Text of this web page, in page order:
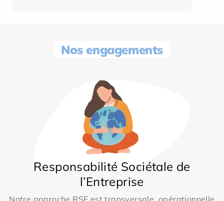
Nos engagements
Responsabilité Sociétale de
l’Entreprise
Notre approche RSE est transversale, opérationnelle